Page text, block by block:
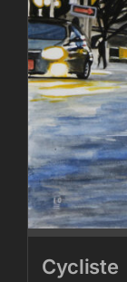
Cycliste